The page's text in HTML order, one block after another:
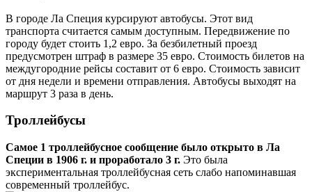
В городе Ла Специя курсируют автобусы. Этот вид
транспорта считается самым доступным. Передвижение по
городу будет стоить 1,2 евро. За безбилетный проезд
предусмотрен штраф в размере 35 евро. Стоимость билетов на
междугородние рейсы составит от 6 евро. Стоимость зависит
от дня недели и времени отправления. Автобусы выходят на
маршрут 3 раза в день.
Троллейбусы
Самое 1 троллейбусное сообщение было открыто в Ла
Специи в 1906 г. и проработало 3 г. Это была
экспериментальная троллейбусная сеть слабо напоминавшая
современный троллейбус.